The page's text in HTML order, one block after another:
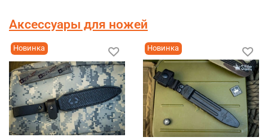
Аксессуары для ножей
Новинка Новинка